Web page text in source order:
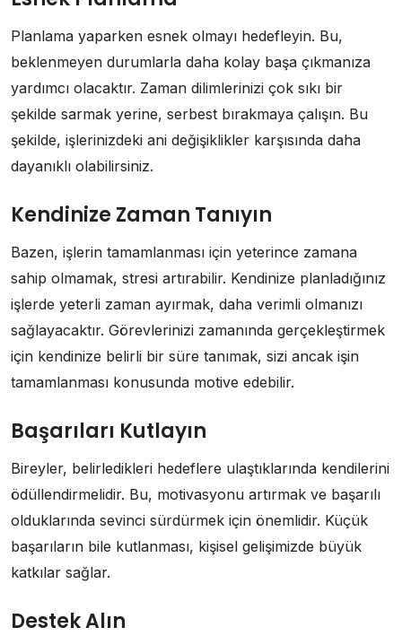
Planlama yaparken esnek olmayı hedefleyin. Bu,
beklenmeyen durumlarla daha kolay başa çıkmanıza
yardımcı olacaktır. Zaman dilimlerinizi çok sıkı bir
şekilde sarmak yerine, serbest bırakmaya çalışın. Bu
şekilde, işlerinizdeki ani değişiklikler karşısında daha
dayanıklı olabilirsiniz.
Kendinize Zaman Tanıyın
Bazen, işlerin tamamlanması için yeterince zamana
sahip olmamak, stresi artırabilir. Kendinize planladığınız
işlerde yeterli zaman ayırmak, daha verimli olmanızı
sağlayacaktır. Görevlerinizi zamanında gerçekleştirmek
için kendinize belirli bir süre tanımak, sizi ancak işin
tamamlanması konusunda motive edebilir.
Başarıları Kutlayın
Bireyler, belirledikleri hedeflere ulaştıklarında kendilerini
ödüllendirmelidir. Bu, motivasyonu artırmak ve başarılı
olduklarında sevinci sürdürmek için önemlidir. Küçük
başarıların bile kutlanması, kişisel gelişimizde büyük
katkılar sağlar.
Destek Alın